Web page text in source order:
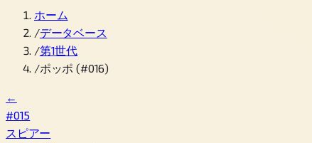
ホーム
/データベース
/第1世代
/ポッポ (#016)
←
#015
スピアー